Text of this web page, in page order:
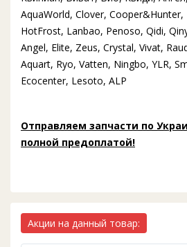
AquaWorld, Clover, Cooper&Hunter,
HotFrost, Lanbao, Penoso, Qidi,
Angel, Elite, Zeus, Crystal, Vivat,
Aquart, Ryo, Vatten, Ningbo, YLR,
Ecocenter, Lesoto, ALP
Отправляем запчасти по
полной предоплатой!
Акции на данный товар: